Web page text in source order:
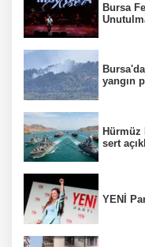
Bursa
yangın
Hürmüz
sert
YENİ